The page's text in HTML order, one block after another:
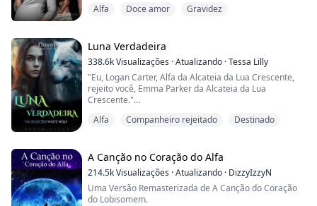
com o esperma do intimidante bilionário Dominic
o erro vem à tona - especialmente porque Sinclair não
é apenas um bilionário qualquer, ele também é um
lobisomem ...
Alfa Doce amor Gravidez
Luna Verdadeira
338.6kVisualizações ·Atualizando ·Tessa Lilly
"Eu, Logan Carter, Alfa da Alcateia da Lua Crescente,
rejeito você, Emma Parker da Alcateia da Lua
Crescente."
Eu podia sentir meu coração se partindo. Leon estava
Ela estava me olhando diretamente, e eu podia ver a
dor em seus olhos, mas ela se recusava a demonstrar.
A maioria dos lobos cai de joelhos de dor. Eu queria
cair de joelhos e arranhar...
Alfa Companheiro rejeitado Destinado
A Canção no Coração do Alfa
214.5kVisualizações ·Atualizando · DizzyIzzyN
Uma Versão Remasterizada de A Canção do Coração
do Lobisomem.